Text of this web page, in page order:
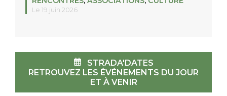
Le 19 juin 2026
STRADA'DATES
RETROUVEZ LES ÉVÉNEMENTS DU JOUR
ET À VENIR